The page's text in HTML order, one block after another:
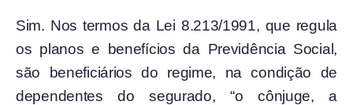
Sim. Nos termos da Lei 8.213/1991, que regula
os planos e benefícios da Previdência Social,
são beneficiários do regime, na condição de
dependentes do segurado, “o cônjuge, a